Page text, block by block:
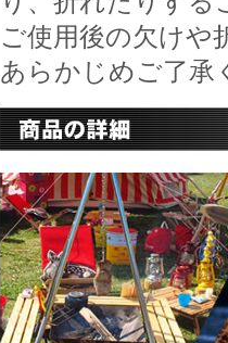
ご使用後の欠けや
あらかじめご了承